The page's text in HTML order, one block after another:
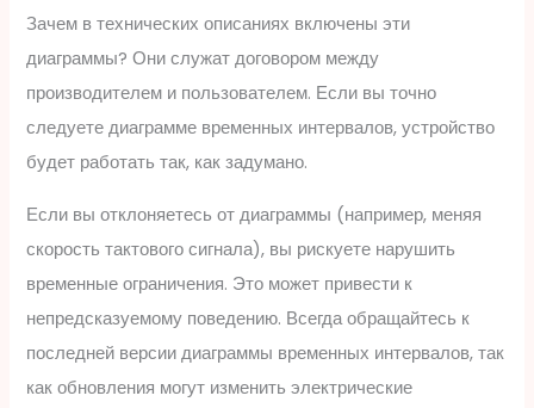
Зачем в технических описаниях включены эти
диаграммы? Они служат договором между
производителем и пользователем. Если вы точно
следуете диаграмме временных интервалов, устройство
будет работать так, как задумано.
Если вы отклоняетесь от диаграммы (например, меняя
скорость тактового сигнала), вы рискуете нарушить
временные ограничения. Это может привести к
непредсказуемому поведению. Всегда обращайтесь к
последней версии диаграммы временных интервалов, так
как обновления могут изменить электрические